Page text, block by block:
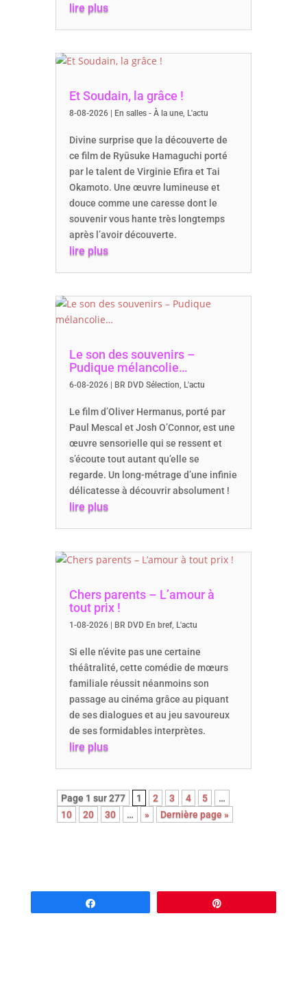
lire plus
Et Soudain, la grâce !
8-08-2026| En salles - À la une, L'actu
Divine surprise que la découverte de
ce film de Ryūsuke Hamaguchi porté
par le talent de Virginie Efira et Tai
Okamoto. Une œuvre lumineuse et
douce comme une caresse dont le
souvenir vous hante très longtemps
après l’avoir découverte.
lire plus
Le son des souvenirs –
Pudique mélancolie…
6-08-2026| BR DVD Sélection L'actu
Le film d’Oliver Hermanus, porté par
Paul Mescal et Josh O’Connor, est une
œuvre sensorielle qui se ressent et
s’écoute tout autant qu’elle se
regarde. Un long-métrage d’une infinie
délicatesse à découvrir absolument !
lire plus
Chers parents – L’amour à
tout prix !
1-08-2026| BR DVD En bref, L'actu
Si elle n’évite pas une certaine
théâtralité, cette comédie de mœurs
familiale réussit néanmoins son
passage au cinéma grâce au piquant
de ses dialogues et au jeu savoureux
de ses formidables interprètes.
lire plus
Page 1 sur 277 1 2 3 4 5
…
10
20 30 … » Dernière page »